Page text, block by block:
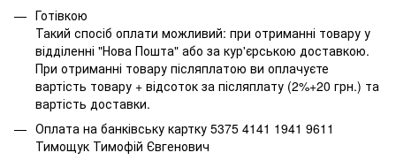
Готівкою
Такий спосіб оплати можливий: при отриманні товару у
відділенні "Нова Пошта" або за кур'єрською доставкою.
При отриманні товару післяплатою ви оплачуєте
вартість товару + відсоток за післяплату (2%+20 грн.) та
вартість доставки.
Оплата на банківську картку 5375 4141 1941 9611
Тимощук Тимофій Євгенович